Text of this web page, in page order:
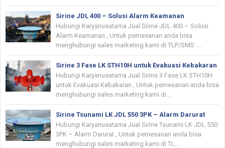
Sirine JDL 400 – Solusi Alarm Keamanan
Hubungi Karyanusatama Jual Sirine JDL 400 – Solusi
Alarm Keamanan , Untuk pemesanan anda bisa
menghubungi sales marketing kami di TLP/SMS :...
Sirine 3 Fase LK STH10H untuk Evakuasi Kebakaran
Hubungi Karyanusatama Jual Sirine 3 Fase LK STH10H
untuk Evakuasi Kebakaran , Untuk pemesanan anda bisa
menghubungi sales marketing kami di...
Sirine Tsunami LK JDL 550 3PK – Alarm Darurat
Hubungi Karyanusatama Jual Sirine Tsunami LK JDL 550
3PK – Alarm Darurat , Untuk pemesanan anda bisa
menghubungi sales marketing kami di TL...